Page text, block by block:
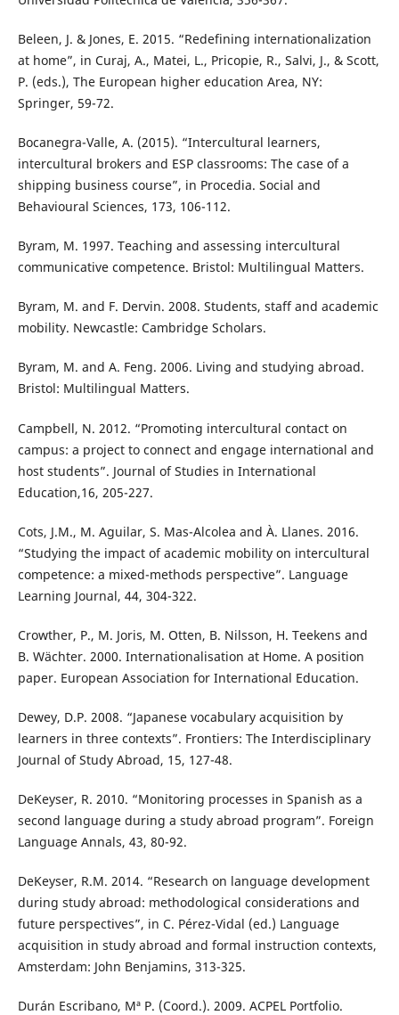
Beleen, J. & Jones, E. 2015. “Redefining internationalization
at home”, in Curaj, A., Matei, L., Pricopie, R., Salvi, J., & Scott,
P. (eds.), The European higher education Area, NY:
Springer, 59-72.
Bocanegra-Valle, A. (2015). “Intercultural learners,
intercultural brokers and ESP classrooms: The case of a
shipping business course”, in Procedia. Social and
Behavioural Sciences, 173, 106-112.
Byram, M. 1997. Teaching and assessing intercultural
communicative competence. Bristol: Multilingual Matters.
Byram, M. and F. Dervin. 2008. Students, staff and academic
mobility. Newcastle: Cambridge Scholars.
Byram, M. and A. Feng. 2006. Living and studying abroad.
Bristol: Multilingual Matters.
Campbell, N. 2012. “Promoting intercultural contact on
campus: a project to connect and engage international and
host students”. Journal of Studies in International
Education,16, 205-227.
Cots, J.M., M. Aguilar, S. Mas-Alcolea and À. Llanes. 2016.
“Studying the impact of academic mobility on intercultural
competence: a mixed-methods perspective”. Language
Learning Journal, 44, 304-322.
Crowther, P., M. Joris, M. Otten, B. Nilsson, H. Teekens and
B. Wächter. 2000. Internationalisation at Home. A position
paper. European Association for International Education.
Dewey, D.P. 2008. “Japanese vocabulary acquisition by
learners in three contexts”. Frontiers: The Interdisciplinary
Journal of Study Abroad, 15, 127-48.
DeKeyser, R. 2010. “Monitoring processes in Spanish as a
second language during a study abroad program”. Foreign
Language Annals, 43, 80-92.
DeKeyser, R.M. 2014. “Research on language development
during study abroad: methodological considerations and
future perspectives”, in C. Pérez-Vidal (ed.) Language
acquisition in study abroad and formal instruction contexts,
Amsterdam: John Benjamins, 313-325.
Durán Escribano, Mª P. (Coord.). 2009. ACPEL Portfolio.